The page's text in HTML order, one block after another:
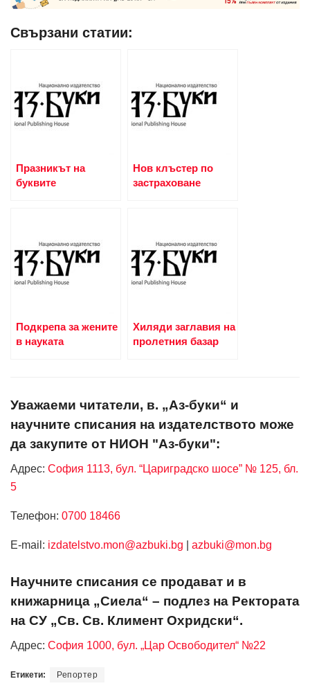
Свързани статии:
Празникът на
буквите
Нов клъстер по
застраховане
Подкрепа за жените
в науката
Хиляди заглавия на
пролетния базар
Уважаеми читатели, в. „Аз-буки“ и
научните списания на издателството може
да закупите от НИОН "Аз-буки":
Адрес: София 1113, бул. “Цариградско шосе” № 125, бл.
5
Телефон: 0700 18466
Е-mail: izdatelstvo.mon@azbuki.bg azbuki@mon.bg
Научните списания се продават и в
книжарница „Сиела“ – подлез на Ректората
на СУ „Св. Св. Климент Охридски“.
Адрес: София 1000, бул. „Цар Освободител“ №22
Етикети: Репортер